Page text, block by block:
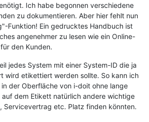
Ich habe begonnen verschiedene
zu dokumentieren. Aber hier fehlt nun
Funktion! Ein gedrucktes Handbuch ist
angenehmer zu lesen wie ein Online-
den Kunden.
jedes System mit einer System-ID die ja
wird etikettiert werden sollte. So kann ich
der Oberfläche von i-doit ohne lange
auf dem Etikett natürlich andere wichtige
Servicevertrag etc. Platz finden könnten.